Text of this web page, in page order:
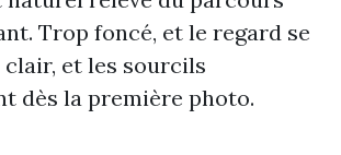
Trop foncé, et le regard se
et les sourcils
dès la première photo.